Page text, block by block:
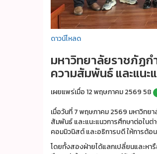
ดาวน์โหลด
มหาวิทยาลัยราชภัฏก
ความสัมพันธ์ และแนะ
เผยแพร่เมื่อ 12 พฤษภาคม 2569 58
เมื่อวันที่ 7 พฤษภาคม 2569 มหาวิทย
สัมพันธ์ และแนะแนวการศึกษาต่อในต่
คอมมิวนิสต์ และอธิการบดี ให้การต้
โดยทั้งสองฝ่ายได้แลกเปลี่ยนและหารื